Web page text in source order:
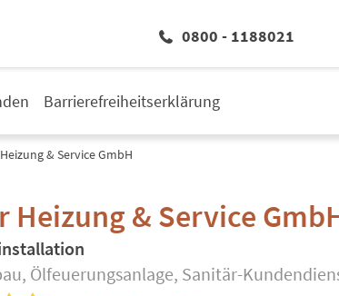
0800 - 1188021
Barrierefreiheitserklärung
& Service GmbH
Heizung & Service
Ölfeuerungsanlage, Sanitär-